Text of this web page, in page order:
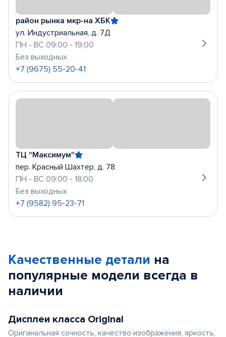
район рынка мкр-на ХБК
ул. Индустриальная, д. 7Д
ПН - ВС 09:00 - 19:00
Без выходных
+7 (9675) 55-20-41
ТЦ "Максимум"
пер. Красный Шахтер, д. 78
ПН - ВС 09:00 - 18:00
Без выходных
+7 (9582) 95-23-71
Качественные детали на
популярные модели всегда в
наличии
Дисплеи класса Original
Оригинальная сочность, качество изображения, яркость,